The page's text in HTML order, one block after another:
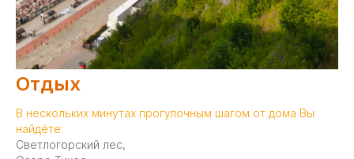
Отдых
В нескольких минутах прогулочным шагом от дома Вы
найдёте:
Светлогорский лес,